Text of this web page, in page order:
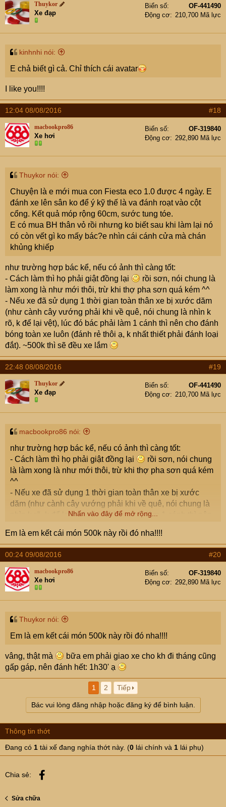
Thuykor
Xe đạp
Biển số
OF-441490
Động cơ
210,700 Mã lực
kinhnhi nói:
E chả biết gì cả. Chỉ thích cái avatar
I like you!!!!
12:04 08/08/2016 #18
macbookpro86
Xe hơi
Biển số
OF-319840
Động cơ
292,890 Mã lực
Thuykor nói:
Chuyện là e mới mua con Fiesta eco 1.0 được 4 ngày. E
đánh xe lên sân ko để ý kỹ thế là va đánh roạt vào cột
cổng. Kết quả móp rộng 60cm, sước tung tóe.
E có mua BH thân vỏ rồi nhưng ko biết sau khi làm lại nó
có còn vết gì ko mấy bác?e nhìn cái cánh cửa mà chán
khủng khiếp
như trường hợp bác kể, nếu có ảnh thì càng tốt:
- Cách làm thì họ phải giật đồng lại
rồi sơn, nói chung là
làm xong là như mới thôi, trừ khi thợ pha sơn quá kém ^^
- Nếu xe đã sử dụng 1 thời gian toàn thân xe bị xước dăm
(như cành cây vướng phải khi về quê, nói chung là nhìn k
rõ, k để lại vệt), lúc đó bác phải làm 1 cánh thì nên cho đánh
bóng toàn xe luôn (đánh rẻ thôi ạ, k nhất thiết phải đánh loại
đắt). ~500k thì sẽ đều xe lắm
22:48 08/08/2016 #19
Thuykor
Xe đạp
Biển số
OF-441490
Động cơ
210,700 Mã lực
macbookpro86 nói:
như trường hợp bác kể, nếu có ảnh thì càng tốt:
- Cách làm thì họ phải giật đồng lại
rồi sơn, nói chung
là làm xong là như mới thôi, trừ khi thợ pha sơn quá kém
^^
- Nếu xe đã sử dụng 1 thời gian toàn thân xe bị xước
dăm (như cành cây vướng phải khi về quê, nói chung là
nhìn k rõ, k để lại vệt), lúc đó bác phải làm 1 cánh thì nên
phải đánh loại đắt). ~500k thì sẽ đều xe lắm
Nhấn vào đây để mở rộng...
Em là em kết cái món 500k này rồi đó nha!!!!
00:24 09/08/2016 #20
macbookpro86
Xe hơi
Biển số
OF-319840
Động cơ
292,890 Mã lực
Thuykor nói:
Em là em kết cái món 500k này rồi đó nha!!!!
vâng, thật mà
bữa em phải giao xe cho kh đi tháng cũng
gấp gáp, nên đánh hết: 1h30' ạ
1 2 Tiếp
Bác vui lòng đăng nhập hoặc đăng ký để bình luận.
Thông tin thớt
Đang có 1 tài xế đang nghía thớt này. (0 lái chính và 1 lái phụ)
Chia sẻ:
Sửa chữa